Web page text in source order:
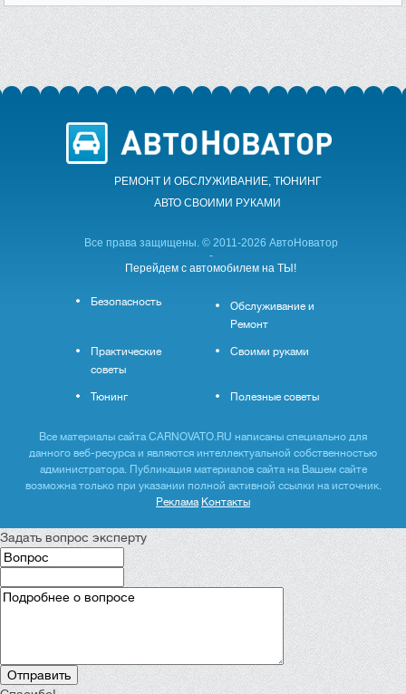
РЕМОНТ И ОБСЛУЖИВАНИЕ, ТЮНИНГ
АВТО CВОИМИ РУКАМИ
Все права защищены. © 2011-2026 АвтоНоватор
-
Перейдем с автомобилем на ТЫ!
Безопасность
Обслуживание и
Ремонт
Практические
советы
Своими руками
Тюнинг Полезные советы
Все материалы сайта CARNOVATO.RU написаны специально для
данного веб-ресурса и являются интеллектуальной собственностью
администратора. Публикация материалов сайта на Вашем сайте
возможна только при указании полной активной ссылки на источник.
Реклама Контакты
Задать вопрос эксперту